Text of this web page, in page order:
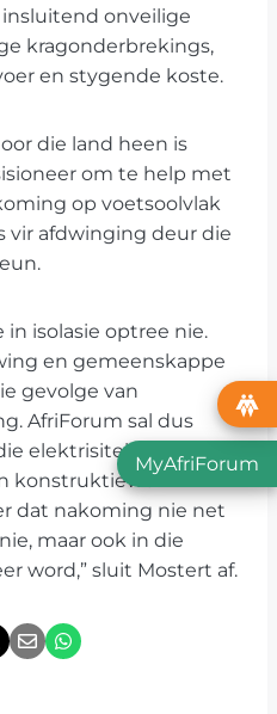
onveilige
kragonderbrekings,
en stygende koste.
die land heen is
om te help met
op voetsoolvlak
afdwinging deur die
in isolasie optree nie.
en gemeenskappe
gevolge van
AfriForum sal dus
elektrisiteitsektor en
konstruktiewe
dat nakoming nie net
maar ook in die
word,” sluit Mostert af.
MyAfriForum